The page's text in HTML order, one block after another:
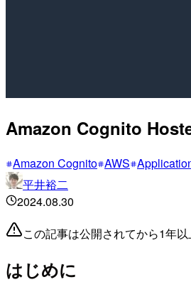
Amazon Cognito
Amazon Cognito AWS
平井裕二
2024.08.30
この記事は公開されてから1年
はじめに